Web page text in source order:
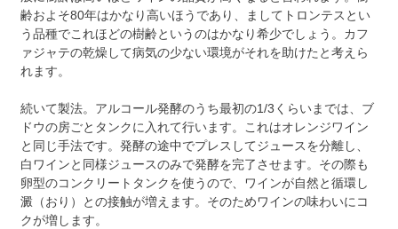
齢およそ80年はかなり高いほうであり、ましてトロンテスとい
う品種でこれほどの樹齢というのはかなり希少でしょう。カフ
ァジャテの乾燥して病気の少ない環境がそれを助けたと考えら
れます。
続いて製法。アルコール発酵のうち最初の1/3くらいまでは、ブ
ドウの房ごとタンクに入れて行います。これはオレンジワイン
と同じ手法です。発酵の途中でプレスしてジュースを分離し、
白ワインと同様ジュースのみで発酵を完了させます。その際も
卵型のコンクリートタンクを使うので、ワインが自然と循環し
澱（おり）との接触が増えます。そのためワインの味わいにコ
クが増します。